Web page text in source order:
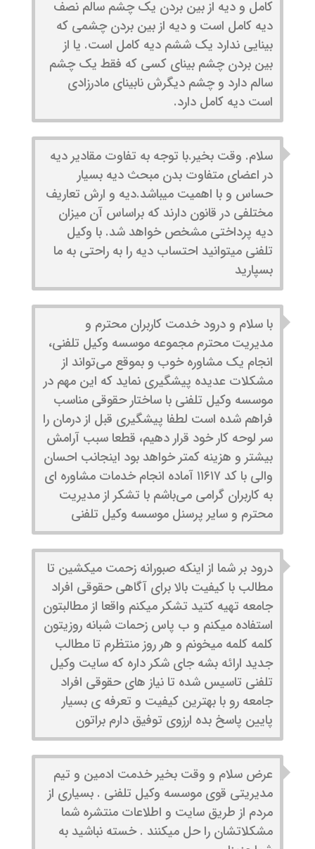
کامل و دیه از بین بردن یک چشم سالم نصف
دیه کامل است و دیه از بین بردن چشمی که
بینایی ندارد یک ششم دیه کامل است. یا از
بین بردن چشم بینای کسی که فقط یک چشم
سالم دارد و چشم دیگرش نابینای مادرزادی
است دیه کامل دارد.
سلام. وقت بخیر.با توجه به تفاوت مقادیر دیه
در اعضای متفاوت بدن مبحث دیه بسیار
حساس و با اهمیت میباشد.دیه و ارش تعاریف
مختلفی در قانون دارند که براساس آن میزان
دیه پرداختی مشخص خواهد شد. با وکیل
تلفنی میتوانید احتساب دیه را به راحتی به ما
بسپارید
با سلام و درود خدمت کاربران محترم و
مدیریت محترم مجموعه موسسه وکیل تلفنی،
انجام یک مشاوره خوب و بموقع می‌تواند از
مشکلات عدیده پیشگیری نماید که این مهم در
موسسه وکیل تلفنی با ساختار حقوقی مناسب
فراهم شده است لطفا پیشگیری قبل از درمان را
سر لوحه کار خود قرار دهیم، قطعا سبب آرامش
بیشتر و هزینه کمتر خواهد بود اینجانب احسان
والی با کد ۱۱۶۱۷ آماده انجام خدمات مشاوره ای
به کاربران گرامی می‌باشم با تشکر از مدیریت
محترم و سایر پرسنل موسسه وکیل تلفنی
درود بر شما از اینکه صبورانه زحمت میکشین تا
مطالب با کیفیت بالا برای آگاهی حقوقی افراد
جامعه تهیه کتید تشکر میکنم واقعا از مطالبتون
استفاده میکنم و ب پاس زحمات شبانه روزیتون
کلمه کلمه میخونم و هر روز منتظرم تا مطالب
جدید ارائه بشه جای شکر داره که سایت وکیل
تلفنی تاسیس شده تا نیاز های حقوقی افراد
جامعه رو با بهترین کیفیت و تعرفه ی بسیار
پایین پاسخ بده ارزوی توفیق دارم براتون
عرض سلام و وقت بخیر خدمت ادمین و تیم
مدیریتی قوی موسسه وکیل تلفنی . بسیاری از
مردم از طریق سایت و اطلاعات منتشره شما
مشکلاتشان را حل میکنند . خسته نباشید به